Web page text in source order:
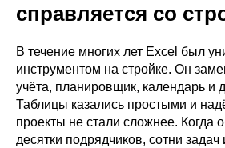
справляется со
В течение многих лет Excel был
инструментом на стройке. Он
учёта, планировщик, календарь и
Таблицы казались простыми и
проекты не стали сложнее. Когда
десятки подрядчиков, сотни задач